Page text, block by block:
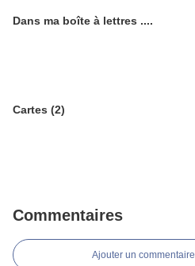
Dans ma boîte à lettres ....
Cartes (2)
Commentaires
Ajouter un commentaire